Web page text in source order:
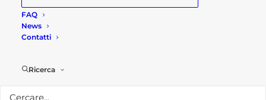
FAQ
News
Contatti
Ricerca
Orari apertura
Dal lunedì al venerdì 7/12 – 13/19
Sabato 7/12
Privacy Policy